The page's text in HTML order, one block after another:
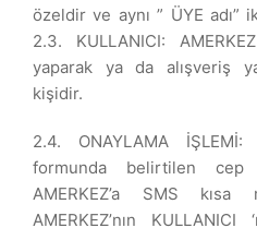
özeldir ve aynı ” ÜYE adı”
2.3. KULLANICI:
yaparak ya da alışveriş
kişidir.
2.4. ONAYLAMA
formunda belirtilen cep
AMERKEZ’a SMS
AMERKEZ’nın